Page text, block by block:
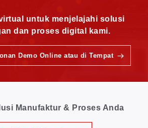
untuk menjelajahi solusi
dan proses digital kami.
Demo Online atau di Tempat
Manufaktur & Proses Anda